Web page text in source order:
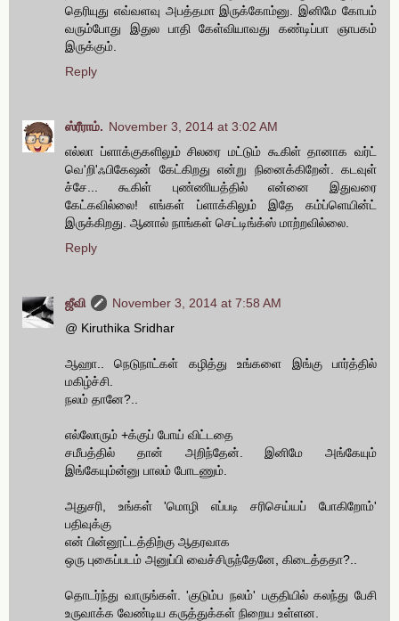
தெரியுது எவ்வளவு அபத்தமா இருக்கோம்னு. இனிமே கோபம்
வரும்போது இதுல பாதி கேள்வியாவது கண்டிப்பா ஞாபகம்
இருக்கும்.
Reply
ஸ்ரீராம். November 3, 2014 at 3:02 AM
எல்லா ப்ளாக்குகளிலும் சிலரை மட்டும் கூகிள் தானாக வர்ட்
வெ'றி'ஃபிகேஷன் கேட்கிறது என்று நினைக்கிறேன். கடவுள்
ச்சே... கூகிள் புண்ணியத்தில் என்னை இதுவரை
கேட்கவில்லை! எங்கள் ப்ளாக்கிலும் இதே கம்ப்ளெயின்ட்
இருக்கிறது. ஆனால் நாங்கள் செட்டிங்க்ஸ் மாற்றவில்லை.
Reply
ஜீவி
November 3, 2014 at 7:58 AM
@ Kiruthika Sridhar
ஆஹா.. நெடுநாட்கள் கழித்து உங்களை இங்கு பார்த்தில்
மகிழ்ச்சி.
நலம் தானே?..
எல்லோரும் +க்குப் போய் விட்டதை
சமீபத்தில் தான் அறிந்தேன். இனிமே அங்கேயும்
இங்கேயும்ன்னு பாலம் போடணும்.
அதுசரி, உங்கள் 'மொழி எப்படி சரிசெய்யப் போகிறோம்'
பதிவுக்கு
என் பின்னூட்டத்திற்கு ஆதரவாக
ஒரு புகைப்படம் அனுப்பி வைச்சிருந்தேனே, கிடைத்ததா?..
தொடர்ந்து வாருங்கள். 'குடும்ப நலம்' பகுதியில் கலந்து பேசி
உருவாக்க வேண்டிய கருத்துக்கள் நிறைய உள்ளன.